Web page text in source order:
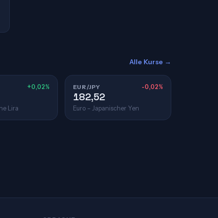
Alle Kurse →
+0,02%
Lira
EUR/JPY -0,02%
182,52
Euro – Japanischer Yen